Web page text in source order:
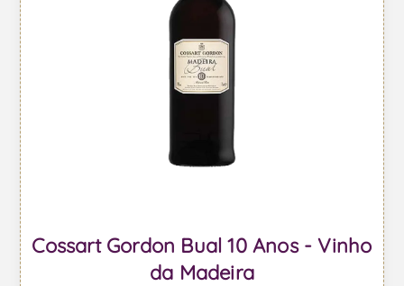
Cossart Gordon Bual 10 Anos - Vinho
da Madeira